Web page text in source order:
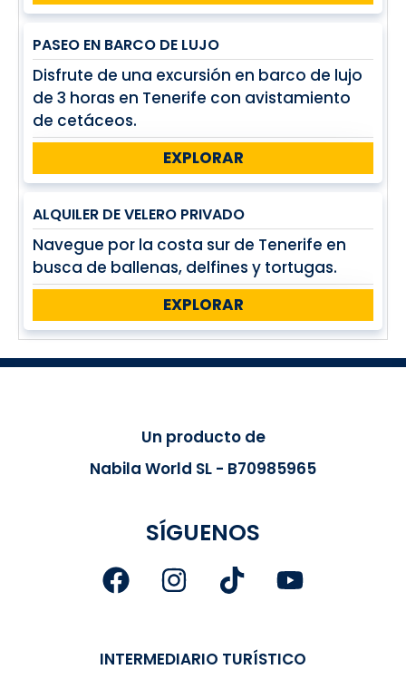
PASEO EN BARCO DE LUJO
Disfrute de una excursión en barco de lujo
de 3 horas en Tenerife con avistamiento
de cetáceos.
EXPLORAR
ALQUILER DE VELERO PRIVADO
Navegue por la costa sur de Tenerife en
busca de ballenas, delfines y tortugas.
EXPLORAR
Un producto de
Nabila World SL - B70985965
SÍGUENOS
INTERMEDIARIO TURÍSTICO